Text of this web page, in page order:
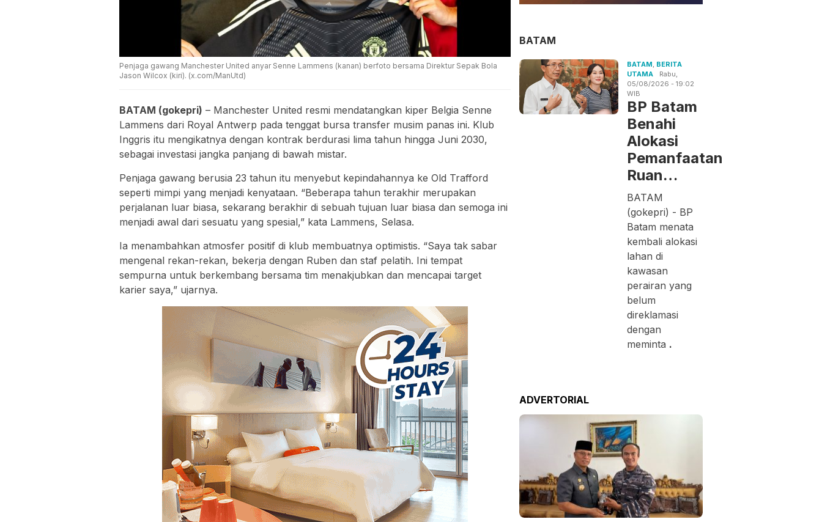
Penjaga gawang Manchester United anyar Senne Lammens (kanan) berfoto bersama Direktur Sepak Bola
Jason Wilcox (kiri). (x.com/ManUtd)
BATAM (gokepri) – Manchester United resmi mendatangkan kiper Belgia Senne
Lammens dari Royal Antwerp pada tenggat bursa transfer musim panas ini. Klub
Inggris itu mengikatnya dengan kontrak berdurasi lima tahun hingga Juni 2030,
sebagai investasi jangka panjang di bawah mistar.
Penjaga gawang berusia 23 tahun itu menyebut kepindahannya ke Old Trafford
seperti mimpi yang menjadi kenyataan. “Beberapa tahun terakhir merupakan
perjalanan luar biasa, sekarang berakhir di sebuah tujuan luar biasa dan semoga ini
menjadi awal dari sesuatu yang spesial,” kata Lammens, Selasa.
Ia menambahkan atmosfer positif di klub membuatnya optimistis. “Saya tak sabar
mengenal rekan-rekan, bekerja dengan Ruben dan staf pelatih. Ini tempat
sempurna untuk berkembang bersama tim menakjubkan dan mencapai target
karier saya,” ujarnya.
BATAM
BATAM BERITA
UTAMA
Rabu,
05/08/2026 - 19:02
WIB
BP Batam
Benahi
Alokasi
Pemanfaatan
Ruan…
BATAM
(gokepri) - BP
Batam menata
kembali alokasi
lahan di
kawasan
perairan yang
belum
direklamasi
dengan
meminta .
ADVERTORIAL